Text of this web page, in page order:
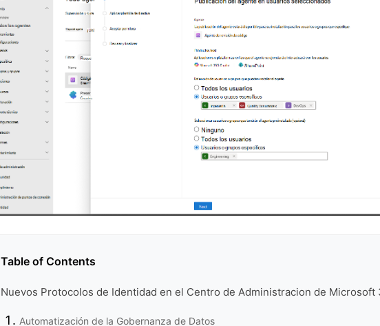
Table of Contents
Nuevos Protocolos de Identidad en el Centro de Administracion de Microsoft
Automatización de la Gobernanza de Datos